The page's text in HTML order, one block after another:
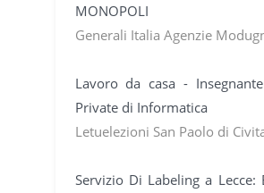
MONOPOLI
Generali Italia Agenzie
Lavoro da casa -
Private di Informatica
Letuelezioni San Paolo di
Servizio Di Labeling a Lecce: